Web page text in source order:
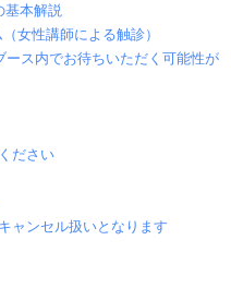
基本解説
女性講師による触診）
ス内でお待ちいただく可能性が
ださい
ャンセル扱いとなります